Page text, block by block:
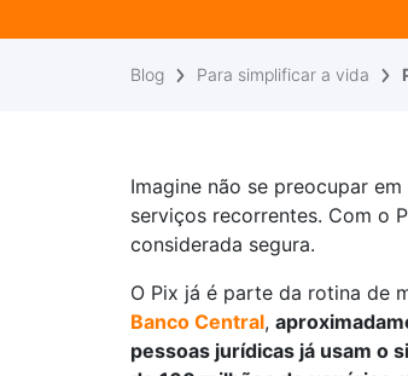
Blog Para simplificar a vida
Imagine não se preocupar
serviços recorrentes. Com o
considerada segura.
O Pix já é parte da rotina de
Banco Central,
pessoas jurídicas já usam o